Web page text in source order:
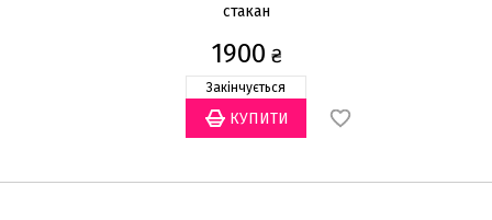
стакан
1900 ₴
Закінчується